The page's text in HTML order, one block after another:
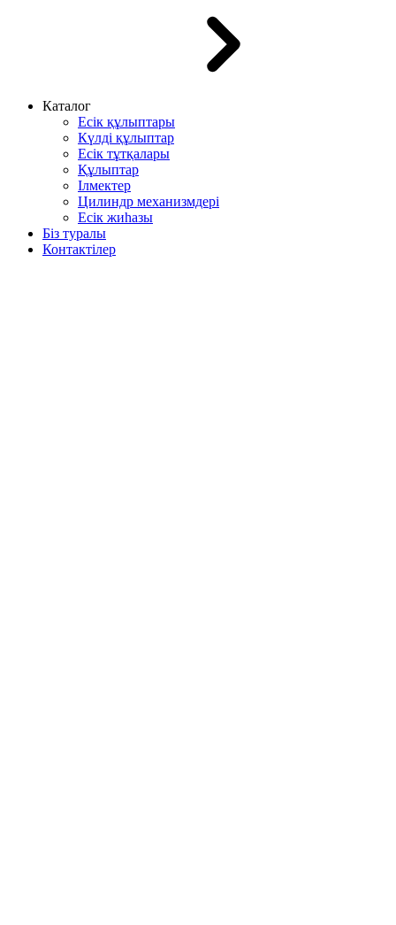
Каталог
Есік құлыптары
Күлді құлыптар
Есік тұтқалары
Құлыптар
Ілмектер
Цилиндр механизмдері
Есік жиһазы
Біз туралы
Контактілер